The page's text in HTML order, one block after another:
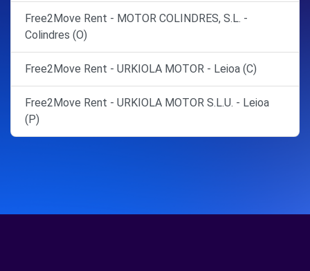
Free2Move Rent - MOTOR COLINDRES, S.L. -
Colindres (O)
Free2Move Rent - URKIOLA MOTOR - Leioa (C)
Free2Move Rent - URKIOLA MOTOR S.L.U. - Leioa
(P)